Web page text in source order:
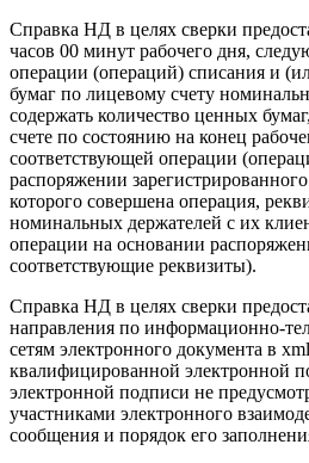
Справка НД в целях сверки
часов 00 минут рабочего дня,
операции (операций) списания и
бумаг по лицевому счету
содержать количество ценных
счете по состоянию на конец
соответствующей операции
распоряжении
которого совершена операция,
номинальных держателей с их
операции на основании
соответствующие реквизиты).
Справка НД в целях сверки
направления по информационно-
сетям электронного документа в
квалифицированной электронной
электронной подписи не
участниками электронного
сообщения и порядок его